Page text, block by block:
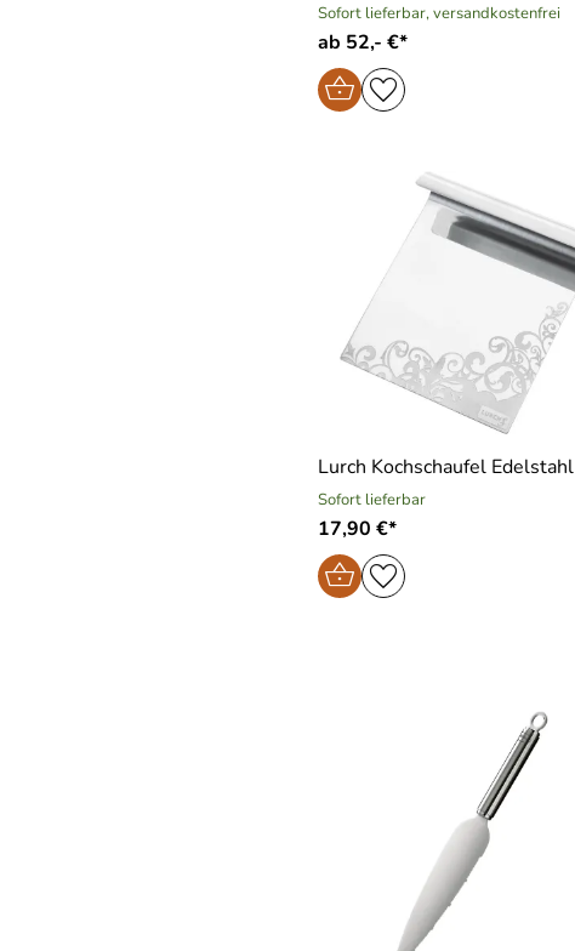
Sofort lieferbar, versandkostenfrei
ab 52,- €*
Lurch Kochschaufel Edelstahl
Sofort lieferbar
17,90 €*